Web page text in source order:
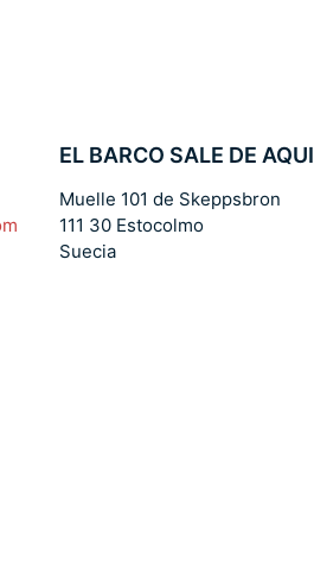
EL BARCO SALE DE AQUI
Muelle 101 de Skeppsbron
111 30 Estocolmo
Suecia